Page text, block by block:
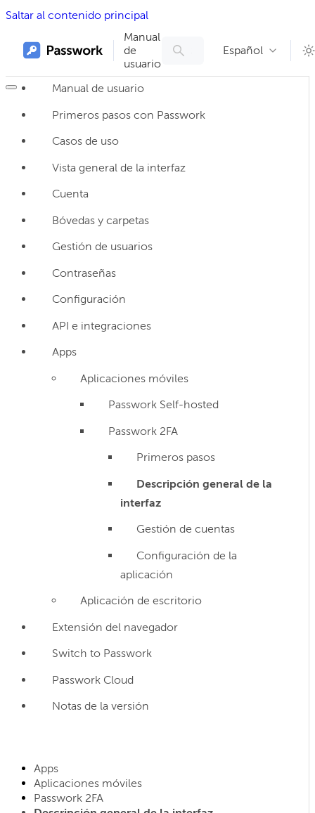
Saltar al contenido principal
Manual
de
usuario
Español
Manual de usuario
Primeros pasos con Passwork
Casos de uso
Vista general de la interfaz
Cuenta
Bóvedas y carpetas
Gestión de usuarios
Contraseñas
Configuración
API e integraciones
Apps
Aplicaciones móviles
Passwork Self-hosted
Passwork 2FA
Primeros pasos
Descripción general de la
interfaz
Gestión de cuentas
Configuración de la
aplicación
Aplicación de escritorio
Extensión del navegador
Switch to Passwork
Passwork Cloud
Notas de la versión
Apps
Aplicaciones móviles
Passwork 2FA